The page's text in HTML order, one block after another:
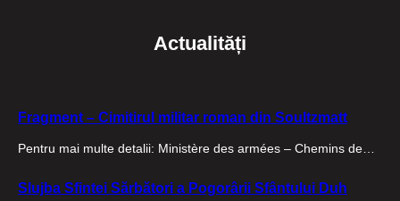
Actualități
Fragment – Cimitirul militar roman din Soultzmatt
Pentru mai multe detalii: Ministère des armées – Chemins de…
Slujba Sfintei Sărbători a Pogorârii Sfântului Duh